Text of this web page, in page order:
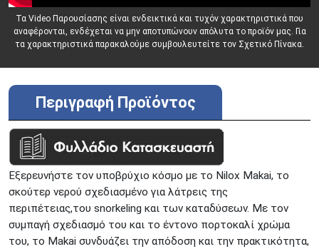
ΚΕΝΤΡΙΚΕΣ ΑΠΟΘΗΚΕΣ
ΘΕΣΣΑΛΟΝΙΚΗ
Δωδεκανήσου 28 &
Πολυτεχνείου
Τα Video Παρουσίασης είναι ενδεικτικά και τυχόν χαρακτηριστικά που
αναφέρονται, ενδέχεται να μην αποτυπώνουν απόλυτα το προϊόν μας. Για
τα χαρακτηριστικά παρακαλούμε συμβουλευτείτε τον Σχετικό Πίνακα.
Περιγραφή Προϊόντος
Εξερευνήστε τον υποβρύχιο κόσμο με το Nilox Makai, το
σκούτερ νερού σχεδιασμένο για λάτρεις της
περιπέτειας,του snorkeling και των καταδύσεων. Με τον
συμπαγή σχεδιασμό του και το έντονο πορτοκαλί χρώμα
του, το Makai συνδυάζει την απόδοση και την πρακτικότητα,